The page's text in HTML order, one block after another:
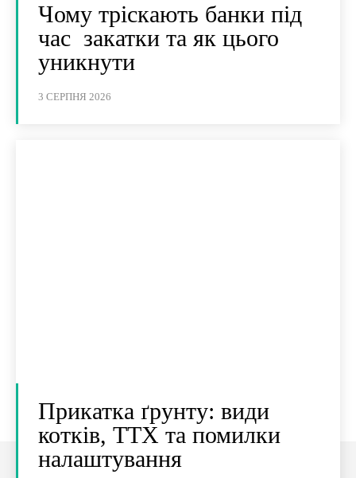
Чому тріскають банки під
час закатки та як цього
уникнути
3 СЕРПНЯ 2026
Прикатка ґрунту: види
котків, ТТХ та помилки
налаштування